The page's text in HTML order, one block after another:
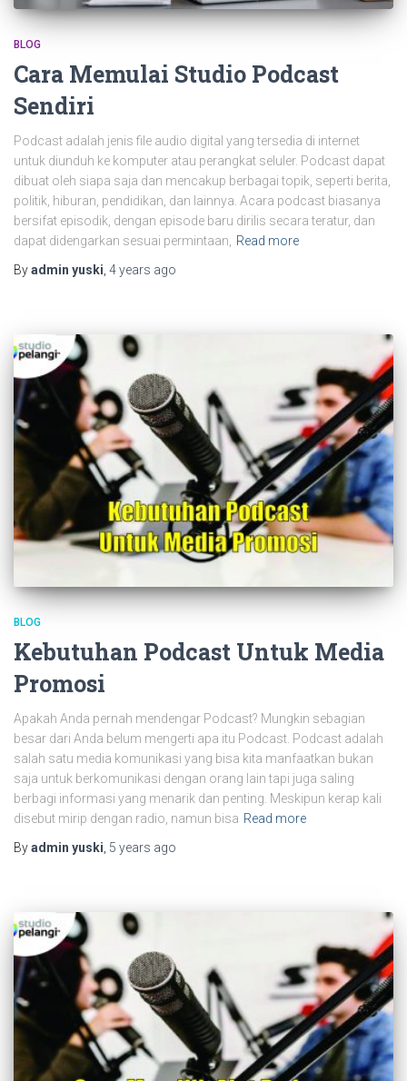
BLOG
Cara Memulai Studio Podcast
Sendiri
Podcast adalah jenis file audio digital yang tersedia di internet
untuk diunduh ke komputer atau perangkat seluler. Podcast dapat
dibuat oleh siapa saja dan mencakup berbagai topik, seperti berita,
politik, hiburan, pendidikan, dan lainnya. Acara podcast biasanya
bersifat episodik, dengan episode baru dirilis secara teratur, dan
dapat didengarkan sesuai permintaan,
Read more
Byadmin yuski 4 years ago
BLOG
Kebutuhan Podcast Untuk Media
Promosi
Apakah Anda pernah mendengar Podcast? Mungkin sebagian
besar dari Anda belum mengerti apa itu Podcast. Podcast adalah
salah satu media komunikasi yang bisa kita manfaatkan bukan
saja untuk berkomunikasi dengan orang lain tapi juga saling
berbagi informasi yang menarik dan penting. Meskipun kerap kali
disebut mirip dengan radio, namun bisa Read more
Byadmin yuski, 5 years ago